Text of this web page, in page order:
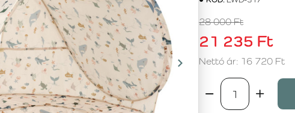
21 235 Ft
28 000 Ft
Nettó ár: 16 720 Ft